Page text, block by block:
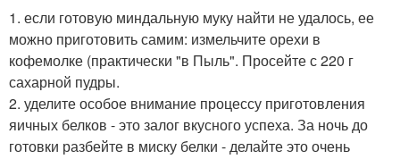
1. если готовую миндальную муку найти не удалось, ее
можно приготовить самим: измельчите орехи в
кофемолке (практически "в Пыль". Просейте с 220 г
сахарной пудры.
2. уделите особое внимание процессу приготовления
яичных белков - это залог вкусного успеха. За ночь до
готовки разбейте в миску белки - делайте это очень